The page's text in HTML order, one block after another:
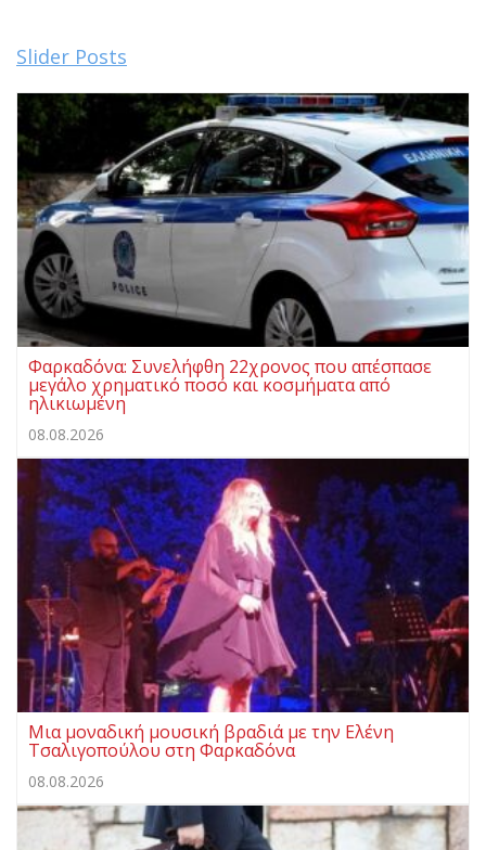
Slider Posts
Φαρκαδόνα: Συνελήφθη 22χρονος που απέσπασε
μεγάλο χρηματικό ποσό και κοσμήματα από
ηλικιωμένη
08.08.2026
Μια μοναδική μουσική βραδιά με την Ελένη
Τσαλιγοπούλου στη Φαρκαδόνα
08.08.2026